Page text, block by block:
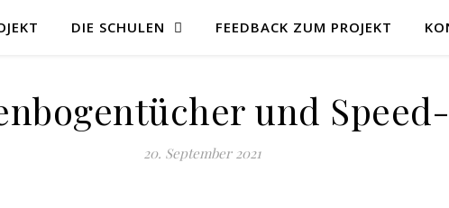
DIE SCHULEN FEEDBACK ZUM PROJEKT
und
20. September 2021